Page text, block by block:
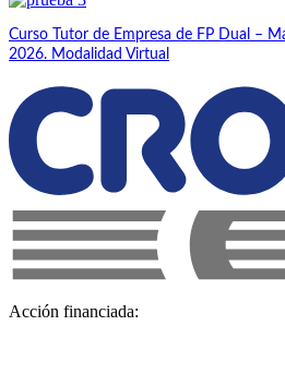
Curso Tutor de Empresa de FP Dual –
2026. Modalidad Virtual
Acción financiada: